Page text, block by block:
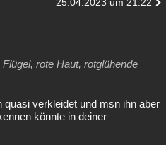
25.04.2023 um 21:22
rote Haut, rotglühende
verkleidet und msn ihn aber
könnte in deiner